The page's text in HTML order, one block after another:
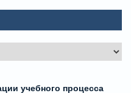
учебного процесса